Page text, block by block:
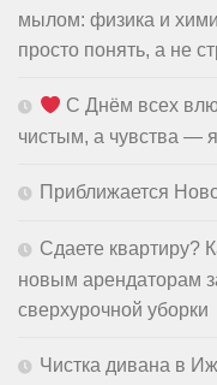
мылом: физика и
просто понять, а не
С Днём всех
чистым, а чувства —
Приближается
Сдаете квартиру?
новым арендаторам
сверхурочной уборки
Чистка дивана в